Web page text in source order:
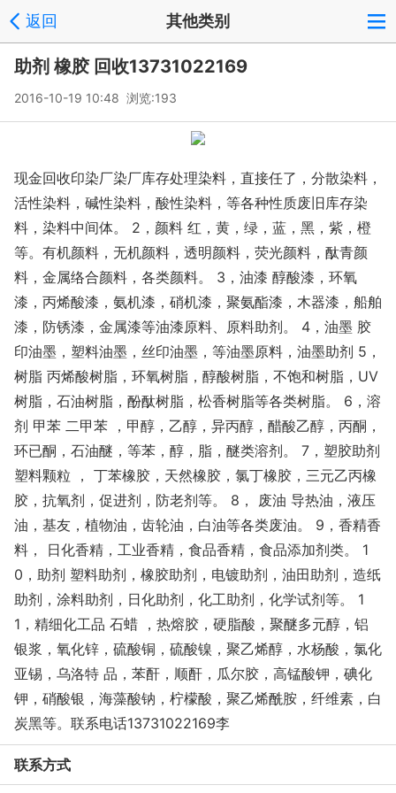
返回 其他类别
助剂 橡胶 回收13731022169
2016-10-19 10:48 浏览:193
现金回收印染厂染厂库存处理染料，直接任了，分散染料，
活性染料，碱性染料，酸性染料，等各种性质废旧库存染
料，染料中间体。 2，颜料 红，黄，绿，蓝，黑，紫，橙
等。有机颜料，无机颜料，透明颜料，荧光颜料，酞青颜
料，金属络合颜料，各类颜料。 3，油漆 醇酸漆，环氧
漆，丙烯酸漆，氨机漆，硝机漆，聚氨酯漆，木器漆，船舶
漆，防锈漆，金属漆等油漆原料、原料助剂。 4，油墨 胶
印油墨，塑料油墨，丝印油墨，等油墨原料，油墨助剂 5，
树脂 丙烯酸树脂，环氧树脂，醇酸树脂，不饱和树脂，UV
树脂，石油树脂，酚酞树脂，松香树脂等各类树脂。 6，溶
剂 甲苯 二甲苯 ，甲醇，乙醇，异丙醇，醋酸乙醇，丙酮，
环已酮，石油醚，等苯，醇，脂，醚类溶剂。 7，塑胶助剂
塑料颗粒 ， 丁苯橡胶，天然橡胶，氯丁橡胶，三元乙丙橡
胶，抗氧剂，促进剂，防老剂等。 8， 废油 导热油，液压
油，基友，植物油，齿轮油，白油等各类废油。 9，香精香
料， 日化香精，工业香精，食品香精，食品添加剂类。 1
0，助剂 塑料助剂，橡胶助剂，电镀助剂，油田助剂，造纸
助剂，涂料助剂，日化助剂，化工助剂，化学试剂等。 1
1，精细化工品 石蜡 ，热熔胶，硬脂酸，聚醚多元醇，铝
银浆，氧化锌，硫酸铜，硫酸镍，聚乙烯醇，水杨酸，氯化
亚锡，乌洛特 品，苯酐，顺酐，瓜尔胶，高锰酸钾，碘化
钾，硝酸银，海藻酸钠，柠檬酸，聚乙烯酰胺，纤维素，白
炭黑等。联系电话13731022169李
联系方式